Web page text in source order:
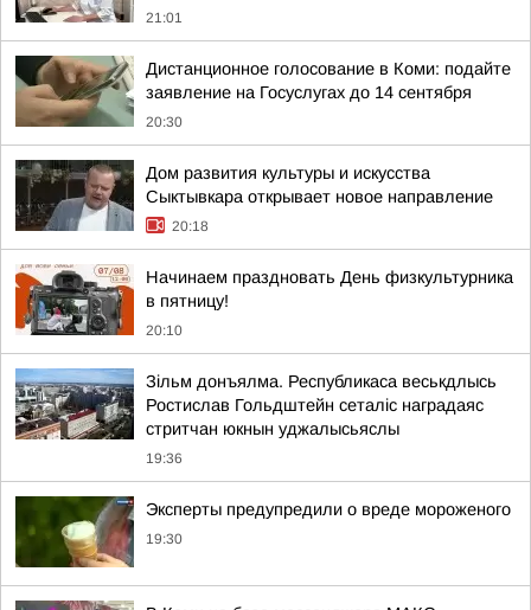
21:01
Дистанционное голосование в Коми: подайте
заявление на Госуслугах до 14 сентября
20:30
Дом развития культуры и искусства
Сыктывкара открывает новое направление
20:18
Начинаем праздновать День физкультурника
в пятницу!
20:10
Зільм донъялма. Республикаса веськдлысь
Ростислав Гольдштейн сеталіс наградаяс
стритчан юкнын уджалысьяслы
19:36
Эксперты предупредили о вреде мороженого
19:30